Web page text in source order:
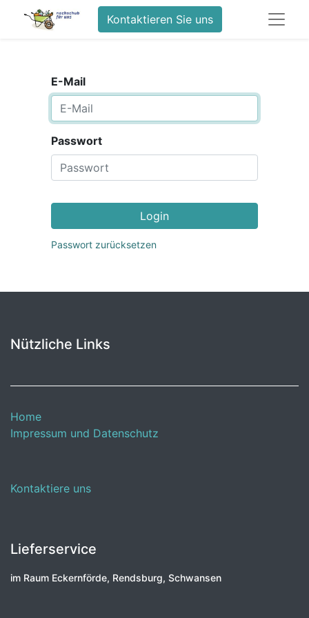
Kontaktieren Sie uns
E-Mail
Passwort
Login
Passwort zurücksetzen
Nützliche Links
Home
Impressum und Datenschutz
Kontaktiere uns
Lieferservice
im Raum Eckernförde, Rendsburg, Schwansen